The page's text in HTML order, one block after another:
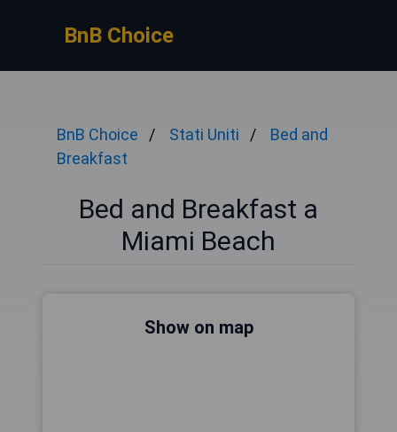
BnB Choice
BnB Choice Stati Uniti
Bed and
Breakfast
Bed and Breakfast a
Miami Beach
Show on map